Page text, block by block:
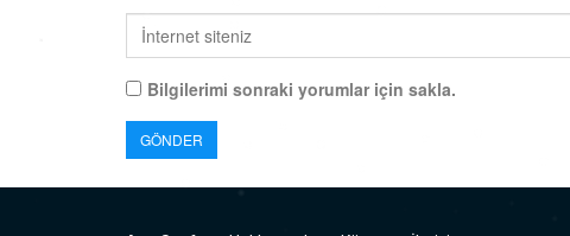
Bilgilerimi sonraki yorumlar için sakla.